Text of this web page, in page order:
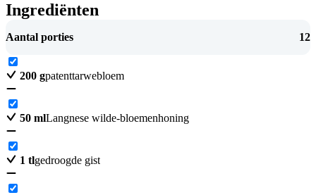
Ingrediënten
Aantal porties 12
200 gpatenttarwebloem
50 mlLangnese wilde-bloemenhoning
1 tlgedroogde gist